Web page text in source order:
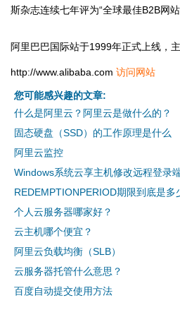
斯杂志连续七年评为“全球最佳B2B网站
阿里巴巴国际站于1999年正式上线，
http://www.alibaba.com 访问网站
您可能感兴趣的文章:
什么是阿里云？阿里云是做什么的？
固态硬盘（SSD）的工作原理是什么
阿里云监控
Windows系统云享主机修改远程登录
REDEMPTIONPERIOD期限到底是多
个人云服务器哪家好？
云主机哪个便宜？
阿里云负载均衡（SLB）
云服务器托管什么意思？
百度自动提交使用方法